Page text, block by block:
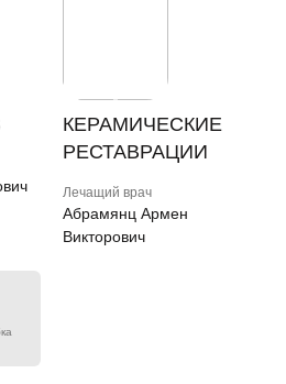
КЕРАМИЧЕСКИЕ
РЕСТАВРАЦИИ
Лечащий врач
Абрамянц Армен
Викторович